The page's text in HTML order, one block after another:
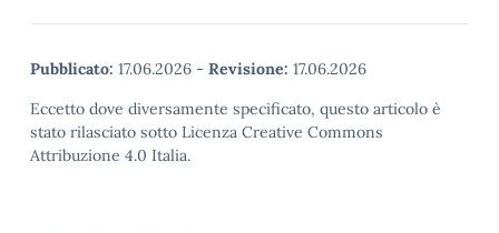
Pubblicato: 17.06.2026 - Revisione: 17.06.2026
Eccetto dove diversamente specificato, questo articolo è
stato rilasciato sotto Licenza Creative Commons
Attribuzione 4.0 Italia.